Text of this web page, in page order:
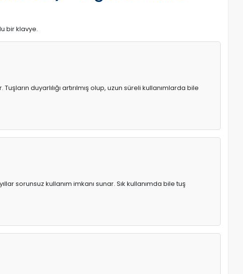
bir klavye.
duyarlılığı artırılmış olup, uzun süreli kullanımlarda bile
sorunsuz kullanım imkanı sunar. Sık kullanımda bile tuş